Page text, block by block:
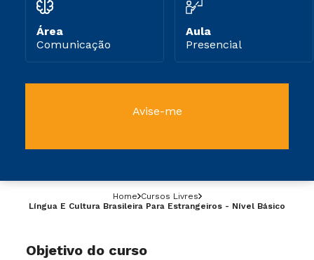
Home Cursos Livres
Língua E Cultura Brasileira Para Estrangeiros - Nível Básico
Objetivo do curso
Área
Comunicação
Aula
Presencial
Avise-me